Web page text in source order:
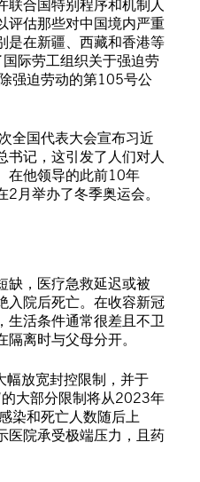
联合国特别程序和机制人
评估那些对中国境内严重
是在新疆、西藏和香港等
际劳工组织关于强迫劳
强迫劳动的第105号公
全国代表大会宣布习近
书记，这引发了人们对人
在他领导的此前10年
月举办了冬季奥运会。
缺，医疗急救延迟或被
入院后死亡。在收容新冠
生活条件通常很差且不卫
离时与父母分开。
放宽封控限制，并于
大部分限制将从2023年
染和死亡人数随后上
医院承受极端压力，且药